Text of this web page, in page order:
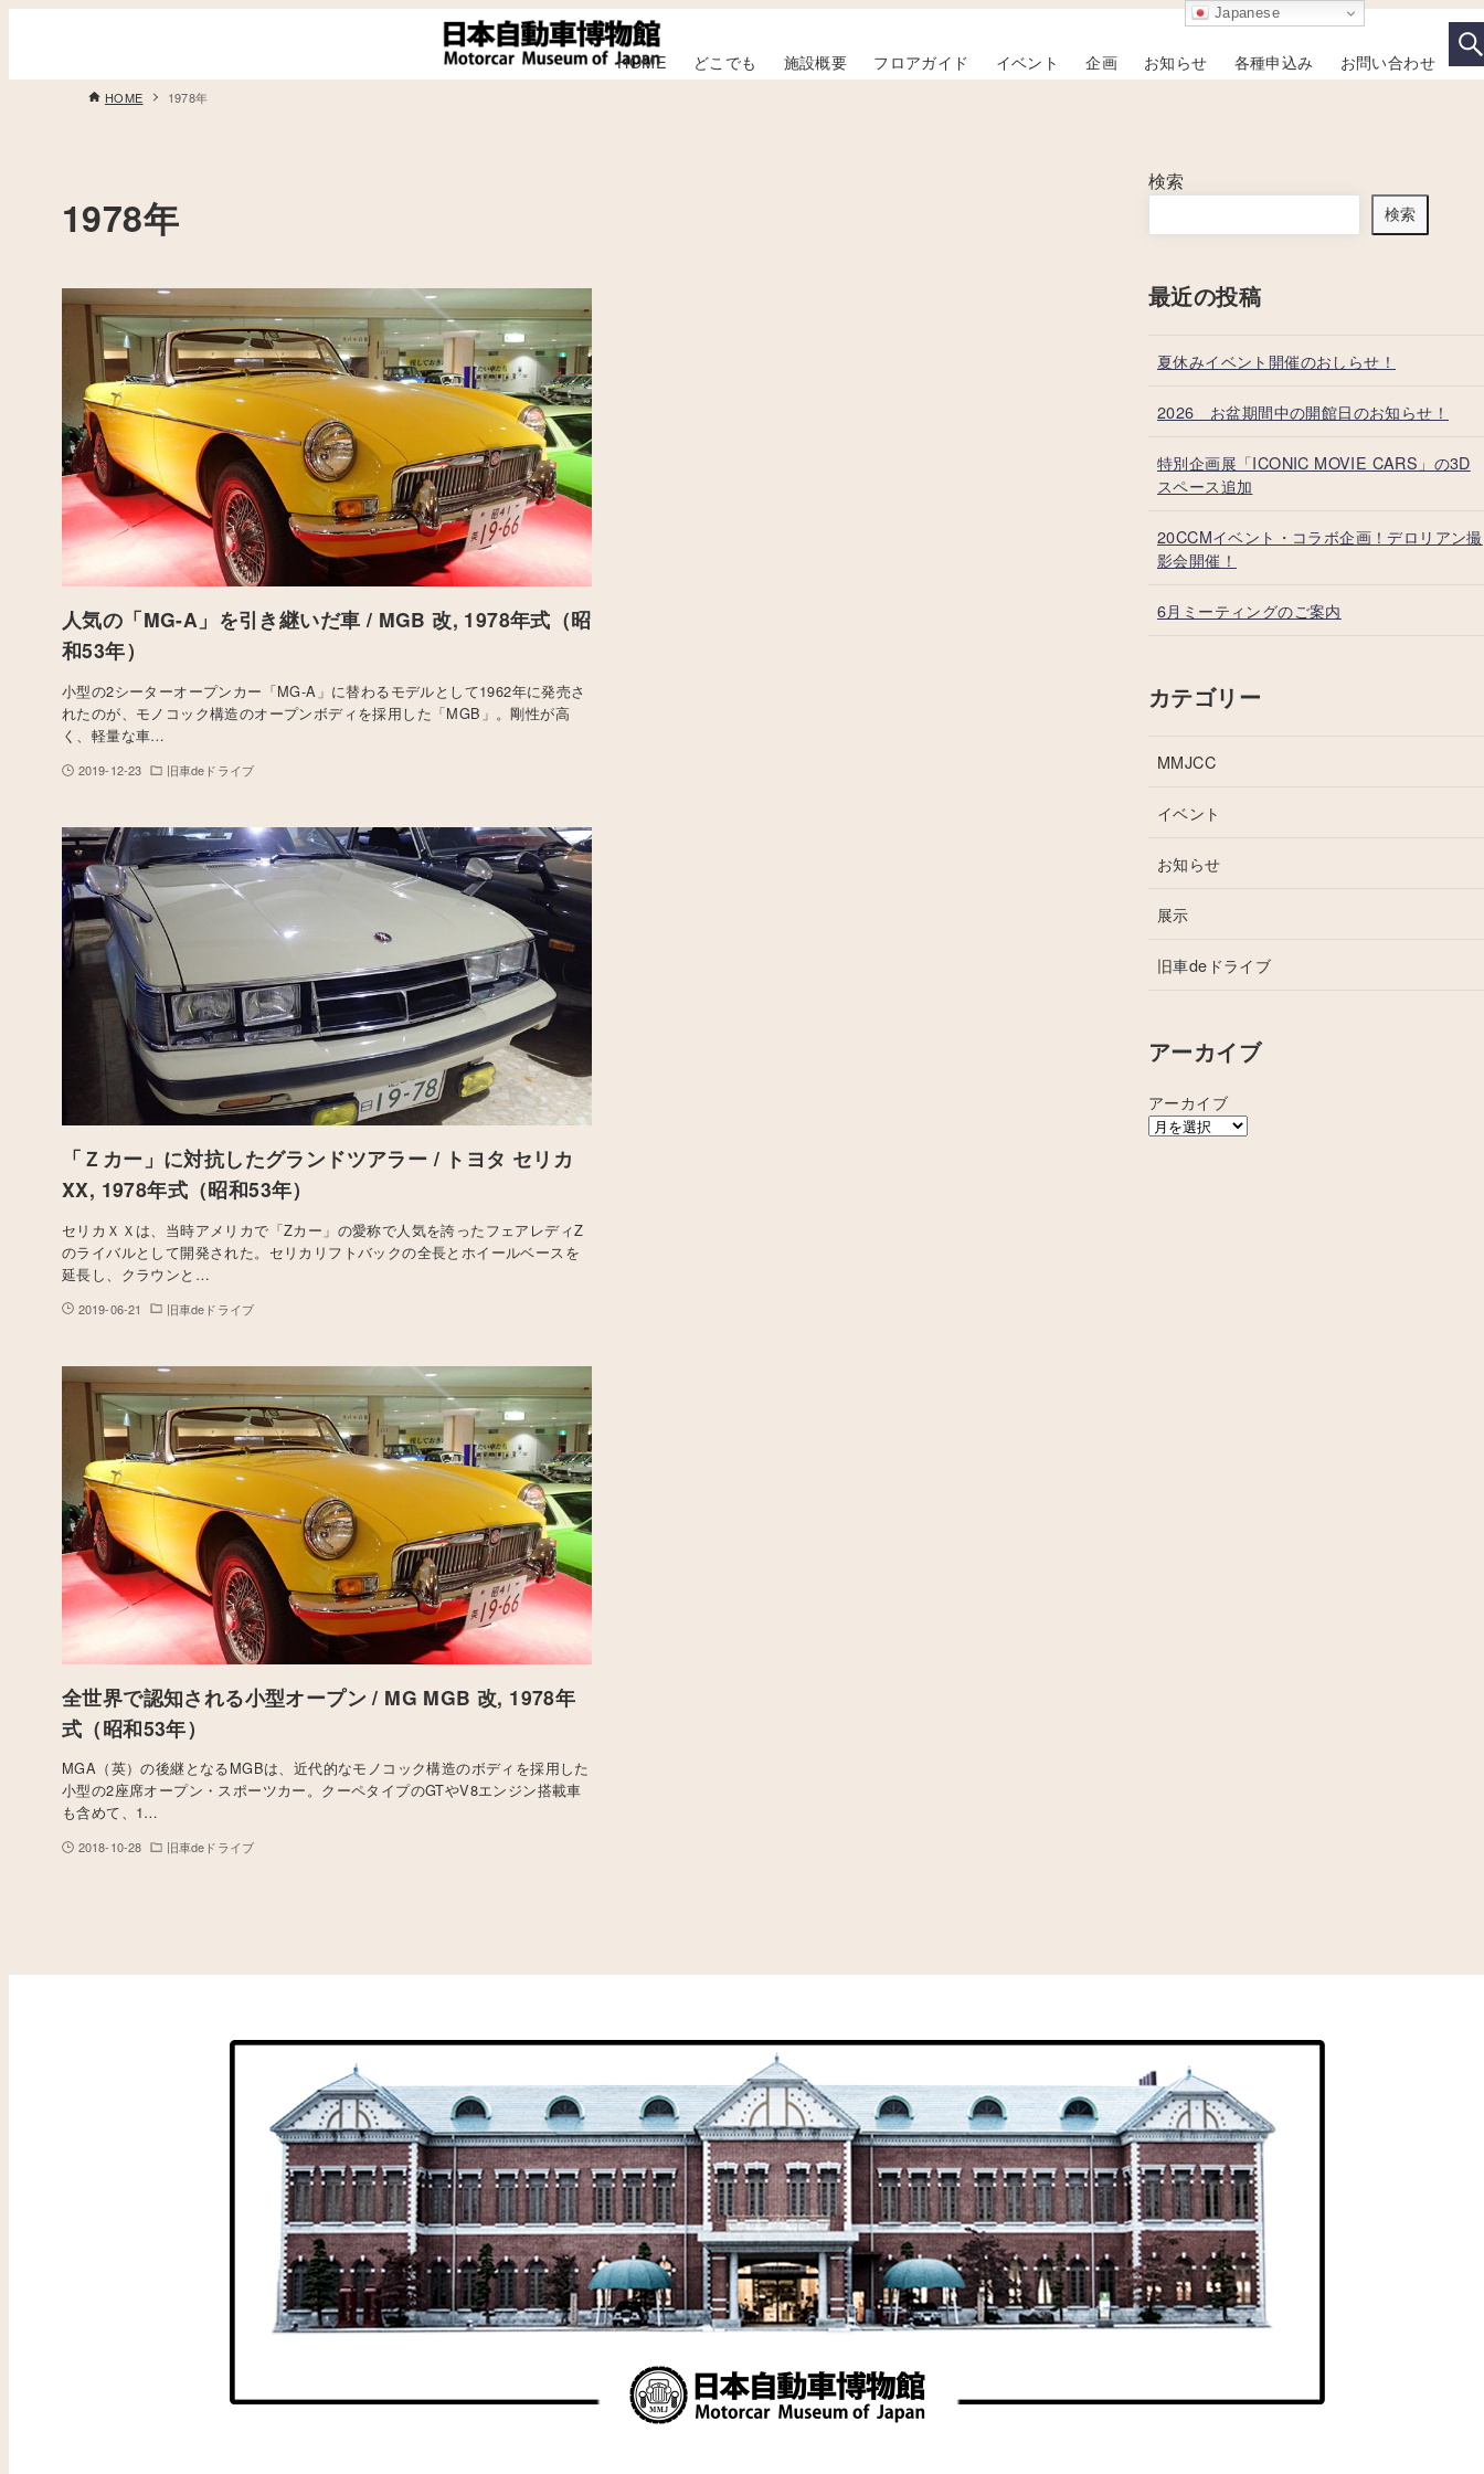
HOME どこでも 施設概要 フロアガイド イベント 企画 お知らせ 各種申込み お問い合わせ
HOME 1978年
1978年
人気の「MG-A」を引き継いだ車 / MGB 改, 1978年式（昭
和53年）
小型の2シーターオープンカー「MG-A」に替わるモデルとして1962年に発売さ
れたのが、モノコック構造のオープンボディを採用した「MGB」。剛性が高
く、軽量な車…
2019-12-23 旧車deドライブ
「Ｚカー」に対抗したグランドツアラー / トヨタ セリカ
XX, 1978年式（昭和53年）
セリカＸＸは、当時アメリカで「Zカー」の愛称で人気を誇ったフェアレディZ
のライバルとして開発された。セリカリフトバックの全長とホイールベースを
延長し、クラウンと…
2019-06-21 旧車deドライブ
全世界で認知される小型オープン / MG MGB 改, 1978年
式（昭和53年）
MGA（英）の後継となるMGBは、近代的なモノコック構造のボディを採用した
小型の2座席オープン・スポーツカー。クーペタイプのGTやV8エンジン搭載車
も含めて、1…
2018-10-28 旧車deドライブ
検索
検索
最近の投稿
夏休みイベント開催のおしらせ！
2026 お盆期間中の開館日のお知らせ！
特別企画展「ICONIC MOVIE CARS」の3D
スペース追加
20CCMイベント・コラボ企画！デロリアン撮
影会開催！
6月ミーティングのご案内
カテゴリー
MMJCC
イベント
お知らせ
展示
旧車deドライブ
アーカイブ
アーカイブ
Japanese